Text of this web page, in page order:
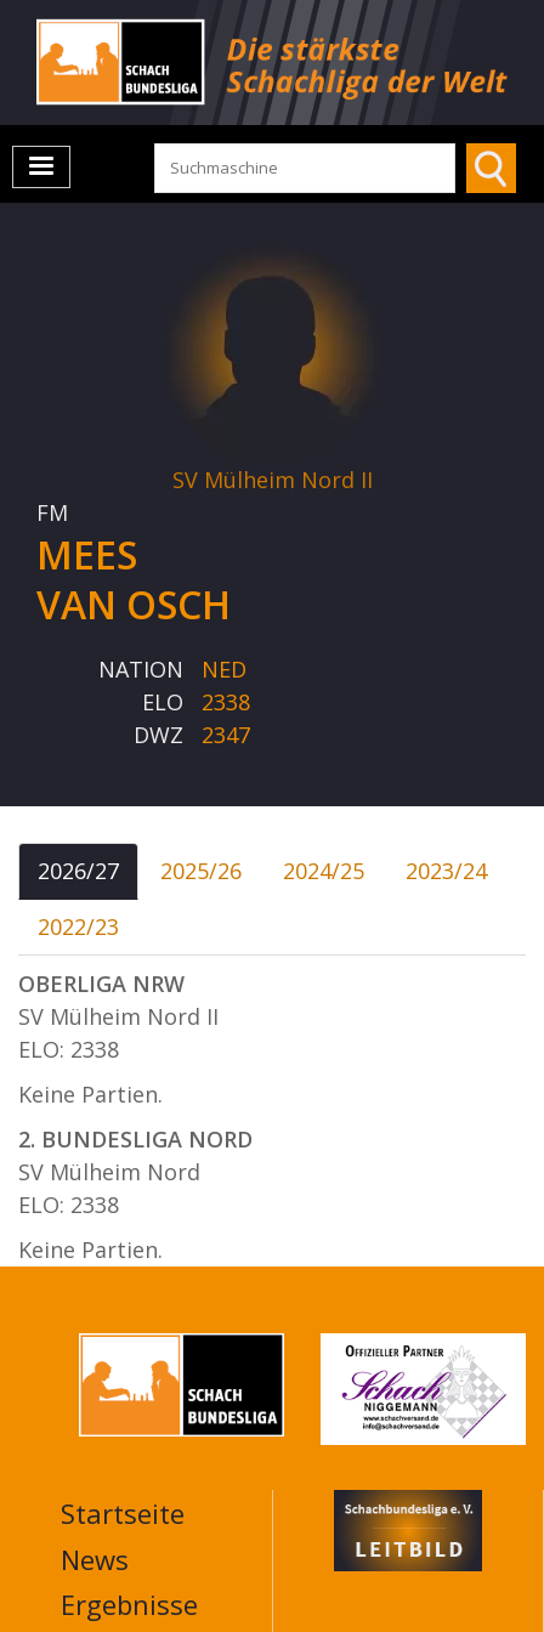
SV Mülheim Nord II
FM
MEES
VAN OSCH
NATION
NED
ELO
2338
DWZ
2347
2026/27 2025/26 2024/25
2023/24
2022/23
OBERLIGA NRW
SV Mülheim Nord II
ELO: 2338
Keine Partien.
2. BUNDESLIGA NORD
SV Mülheim Nord
ELO: 2338
Keine Partien.
MAIN
NAVIGATION
FOOTER
Startseite
News
Ergebnisse